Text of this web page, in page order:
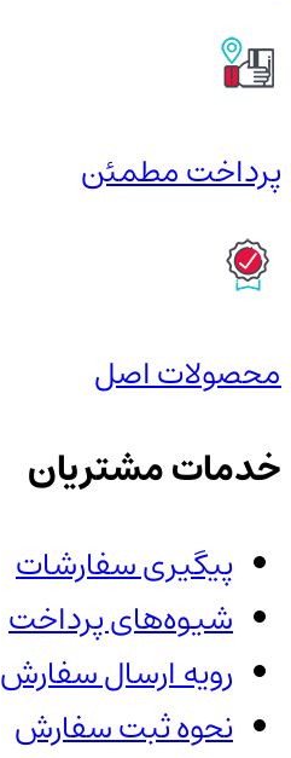
پرداخت مطمئن
محصولات اصل
خدمات مشتریان
پیگیری سفارشات
شیوه‌های پرداخت
رویه ارسال سفارش
نحوه ثبت سفارش